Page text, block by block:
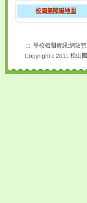
校園無障礙地圖
::: 學校相關資訊:網站
Copyright c 2011 松山